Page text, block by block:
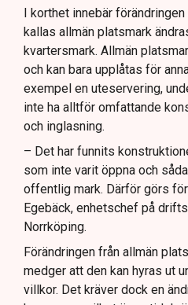
I korthet innebär
kallas allmän platsmark
kvartersmark. Allmän
och kan bara upplåtas för
exempel en uteservering,
inte ha alltför omfattande
och inglasning.
– Det har funnits
som inte varit öppna och
offentlig mark. Därför görs
Egebäck, enhetschef på
Norrköping.
Förändringen från allmän
medger att den kan hyras ut
villkor. Det kräver dock en